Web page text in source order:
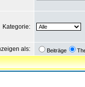
Kategorie:
als: Beiträge